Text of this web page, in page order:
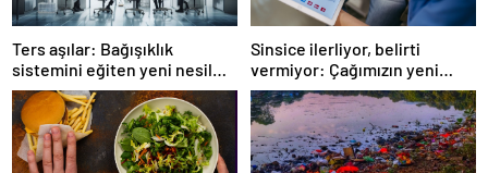
Ters aşılar: Bağışıklık
sistemini eğiten yeni nesil
tedavi
Sinsice ilerliyor, belirti
vermiyor: Çağımızın yeni
hastalığı!